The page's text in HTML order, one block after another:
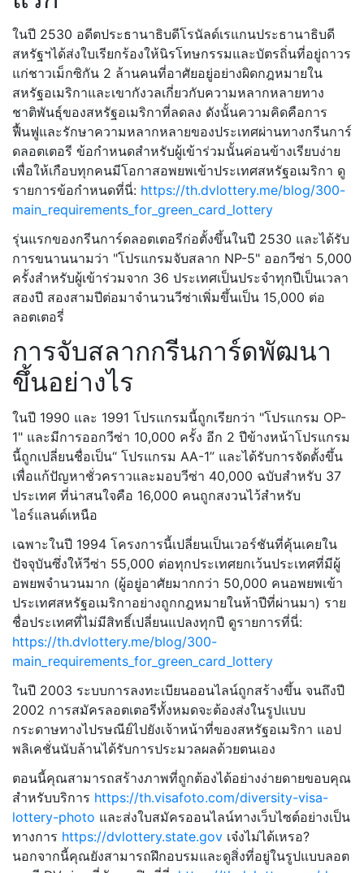
ในปี 2530 อดีตประธานาธิบดีโรนัลด์เรแกนประธานาธิบดี
สหรัฐฯได้ส่งใบเรียกร้องให้นิรโทษกรรมและบัตรถิ่นที่อยู่ถาวร
แก่ชาวเม็กซิกัน 2 ล้านคนที่อาศัยอยู่อย่างผิดกฎหมายใน
สหรัฐอเมริกาและเขากังวลเกี่ยวกับความหลากหลายทาง
ชาติพันธุ์ของสหรัฐอเมริกาที่ลดลง ดังนั้นความคิดคือการ
ฟื้นฟูและรักษาความหลากหลายของประเทศผ่านทางกรีนการ์
ดลอตเตอรี ข้อกำหนดสำหรับผู้เข้าร่วมนั้นค่อนข้างเรียบง่าย
เพื่อให้เกือบทุกคนมีโอกาสอพยพเข้าประเทศสหรัฐอเมริกา ดู
รายการข้อกำหนดที่นี่: https://th.dvlottery.me/blog/300-
main_requirements_for_green_card_lottery
รุ่นแรกของกรีนการ์ดลอตเตอรีก่อตั้งขึ้นในปี 2530 และได้รับ
การขนานนามว่า "โปรแกรมจับสลาก NP-5" ออกวีซ่า 5,000
ครั้งสำหรับผู้เข้าร่วมจาก 36 ประเทศเป็นประจำทุกปีเป็นเวลา
สองปี สองสามปีต่อมาจำนวนวีซ่าเพิ่มขึ้นเป็น 15,000 ต่อ
ลอตเตอรี่
การจับสลากกรีนการ์ดพัฒนา
ขึ้นอย่างไร
ในปี 1990 และ 1991 โปรแกรมนี้ถูกเรียกว่า "โปรแกรม OP-
1" และมีการออกวีซ่า 10,000 ครั้ง อีก 2 ปีข้างหน้าโปรแกรม
นี้ถูกเปลี่ยนชื่อเป็น“ โปรแกรม AA-1” และได้รับการจัดตั้งขึ้น
เพื่อแก้ปัญหาชั่วคราวและมอบวีซ่า 40,000 ฉบับสำหรับ 37
ประเทศ ที่น่าสนใจคือ 16,000 คนถูกสงวนไว้สำหรับ
ไอร์แลนด์เหนือ
เฉพาะในปี 1994 โครงการนี้เปลี่ยนเป็นเวอร์ชันที่คุ้นเคยใน
ปัจจุบันซึ่งให้วีซ่า 55,000 ต่อทุกประเทศยกเว้นประเทศที่มีผู้
อพยพจำนวนมาก (ผู้อยู่อาศัยมากกว่า 50,000 คนอพยพเข้า
ประเทศสหรัฐอเมริกาอย่างถูกกฎหมายในห้าปีที่ผ่านมา) ราย
ชื่อประเทศที่ไม่มีสิทธิ์เปลี่ยนแปลงทุกปี ดูรายการที่นี่:
https://th.dvlottery.me/blog/300-
main_requirements_for_green_card_lottery
ในปี 2003 ระบบการลงทะเบียนออนไลน์ถูกสร้างขึ้น จนถึงปี
2002 การสมัครลอตเตอรีทั้งหมดจะต้องส่งในรูปแบบ
กระดาษทางไปรษณีย์ไปยังเจ้าหน้าที่ของสหรัฐอเมริกา แอป
พลิเคชั่นนับล้านได้รับการประมวลผลด้วยตนเอง
ตอนนี้คุณสามารถสร้างภาพที่ถูกต้องได้อย่างง่ายดายขอบคุณ
สำหรับบริการ https://th.visafoto.com/diversity-visa-
lottery-photo และส่งใบสมัครออนไลน์ทางเว็บไซต์อย่างเป็น
ทางการ https://dvlottery.state.gov เจ๋งไม่ได้เหรอ?
นอกจากนี้คุณยังสามารถฝึกอบรมและดูสิ่งที่อยู่ในรูปแบบลอต